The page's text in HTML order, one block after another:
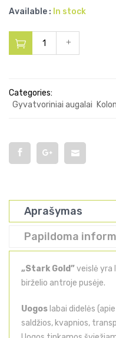
Available : In stock
Categories:
Gyvatvoriniai augalai
Aprašymas
Papildoma
„Stark Gold”veislė yra
birželio antroje pusėje.
Uogos labai didelės
saldžios, kvapnios,